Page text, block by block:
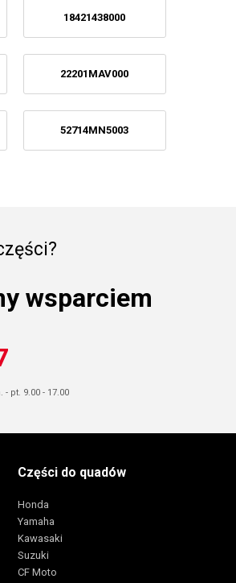
18421438000
22201MAV000
52714MN5003
wsparciem
pt. 9.00 - 17.00
Części do quadów
Honda
Yamaha
Kawasaki
Suzuki
CF Moto